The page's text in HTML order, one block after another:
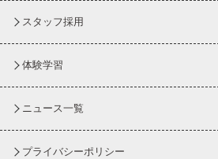
スタッフ採用
体験学習
ニュース一覧
プライバシーポリシー